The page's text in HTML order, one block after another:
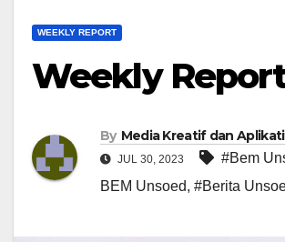
WEEKLY REPORT
Weekly
By Media Kreatif dan
JUL 30, 2023 #Bem
BEM Unsoed, #Berita